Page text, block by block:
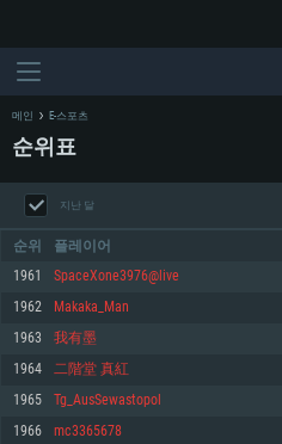
메인 E-스포츠
순위표
지난 달
순위 플레이어
1961 SpaceXone3976@live
1962 Makaka_Man
1963 我有墨
1964 二階堂 真紅
1965 Tg_AusSewastopol
1966 mc3365678